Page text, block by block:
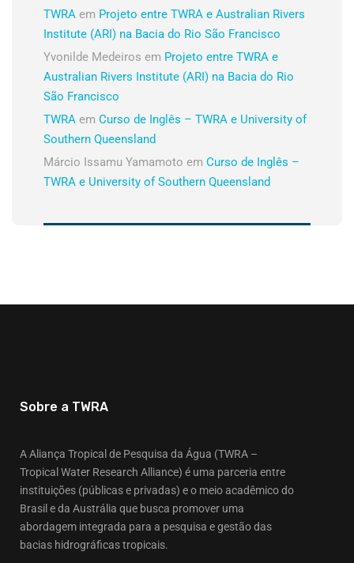
TWRA em Projeto entre TWRA e Australian Rivers
Institute (ARI) na Bacia do Rio São Francisco
Yvonilde Medeiros em Projeto entre TWRA e
Australian Rivers Institute (ARI) na Bacia do Rio
São Francisco
TWRA em Curso de Inglês – TWRA e University of
Southern Queensland
Márcio Issamu Yamamoto em Curso de Inglês –
TWRA e University of Southern Queensland
Sobre a TWRA
A Aliança Tropical de Pesquisa da Água (TWRA –
Tropical Water Research Alliance) é uma parceria entre
instituições (públicas e privadas) e o meio acadêmico do
Brasil e da Austrália que busca promover uma
abordagem integrada para a pesquisa e gestão das
bacias hidrográficas tropicais.